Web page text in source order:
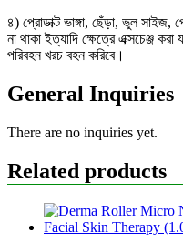
৪) প্রোডাক্ট ভাঙ্গা, ছেঁড়া, ভুল সাইজ,
না থাকা ইত্যাদি ক্ষেত্রে এক্সচেঞ্জ
পরিবহন খরচ বহন করিবে।
General Inquiries
There are no inquiries yet.
Related products